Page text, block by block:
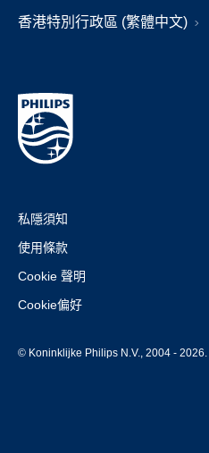
香港特別行政區 (繁體中文)
私隱須知
使用條款
Cookie 聲明
Cookie偏好
© Koninklijke Philips N.V., 2004 - 2026.